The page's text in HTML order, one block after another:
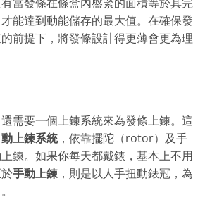
能達到動能儲存的最大值。在確保發
前提下，將發條設計得更薄會更為理
需要一個上鍊系統來為發條上鍊。這
上鍊系統，依靠擺陀（rotor）及手
鍊。如果你每天都戴錶，基本上不用
手動上鍊 ，則是以人手扭動錶冠，為